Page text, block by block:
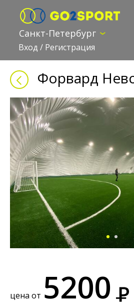
Санкт-Петербург
Вход / Регистрация
Форвард
цена от 5200